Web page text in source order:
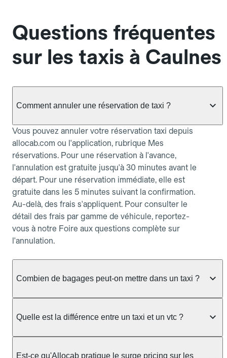
Questions fréquentes
sur les taxis à Caulnes
Comment annuler une réservation de taxi ?
Vous pouvez annuler votre réservation taxi depuis
allocab.com ou l'application, rubrique Mes
réservations. Pour une réservation à l'avance,
l'annulation est gratuite jusqu'à 30 minutes avant le
départ. Pour une réservation immédiate, elle est
gratuite dans les 5 minutes suivant la confirmation.
Au-delà, des frais s'appliquent. Pour consulter le
détail des frais par gamme de véhicule, reportez-
vous à notre Foire aux questions complète sur
l'annulation.
Combien de bagages peut-on mettre dans un taxi ?
taxi berline accueille en général jusqu'à 3 bagages
ou nombreux, précisez-le dans le champ "Message
au chauffeur" lors de la réservation. Le prix n'est
Quelle est la différence entre un taxi et un vtc ?
prendre en charge directement dans la rue, à une
Est-ce qu'Allocab pratique le surge pricing sur les